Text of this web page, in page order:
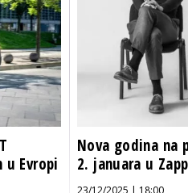
u Evropi
Nova godina na
2. januara u
23/12/2025 | 18:00